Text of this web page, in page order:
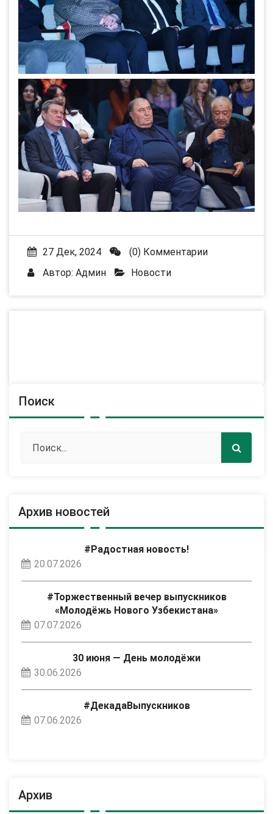
27 Дек, 2024
(0) Комментарии
Автор: Админ Новости
Поиск
Архив новостей
#Радостная новость!
20.07.2026
#Торжественный вечер выпускников
«Молодёжь Нового Узбекистана»
07.07.2026
30 июня — День молодёжи
30.06.2026
#ДекадаВыпускников
07.06.2026
Архив